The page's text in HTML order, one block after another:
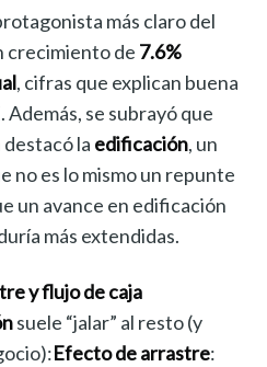
más claro del
crecimiento de 7.6%
, cifras que explican buena
se subrayó que
la edificación, un
no es lo mismo un repunte
un avance en edificación
más extendidas.
y flujo de caja
suele “jalar” al resto (y
Efecto de arrastre: